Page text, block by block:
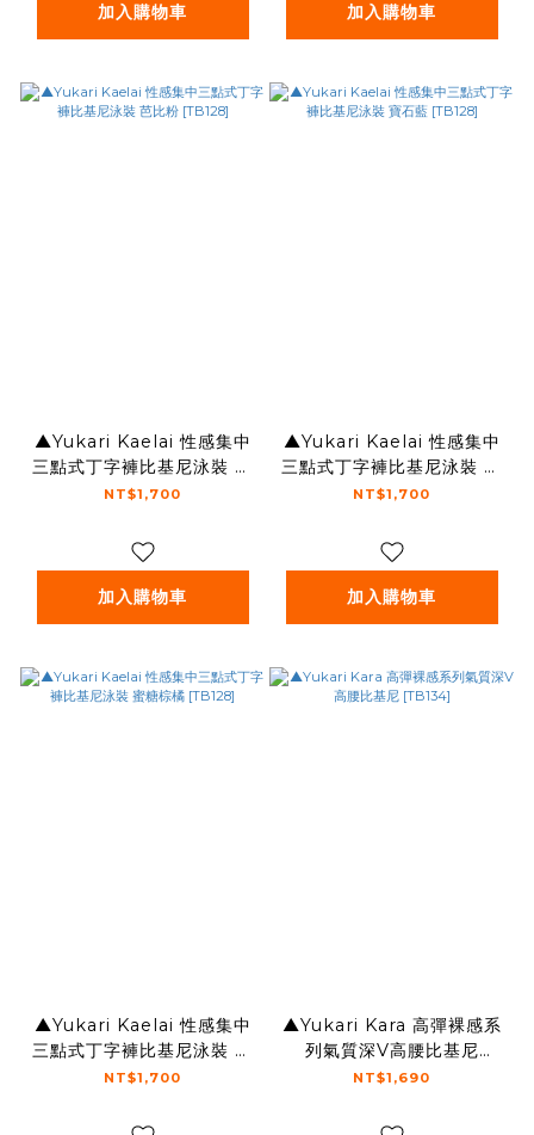
加入購物車 加入購物車
▲Yukari Kaelai 性感集中
三點式丁字褲比基尼泳裝 芭
比粉 [TB128]
NT$1,700
加入購物車
▲Yukari Kaelai 性感集中
三點式丁字褲比基尼泳裝 寶
石藍 [TB128]
NT$1,700
加入購物車
▲Yukari Kaelai 性感集中
三點式丁字褲比基尼泳裝 蜜
糖棕橘 [TB128]
NT$1,700
▲Yukari Kara 高彈裸感系
列氣質深V高腰比基尼
[TB134]
NT$1,690